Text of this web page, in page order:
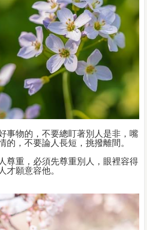
事物的，不要總盯著別人是非，嘴
的，不要論人長短，挑撥離間。
尊重，必須先尊重別人，眼裡容得
才願意容他。